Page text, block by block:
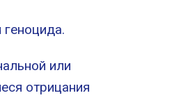
или
отрицания